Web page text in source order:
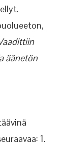
äänetön
1.